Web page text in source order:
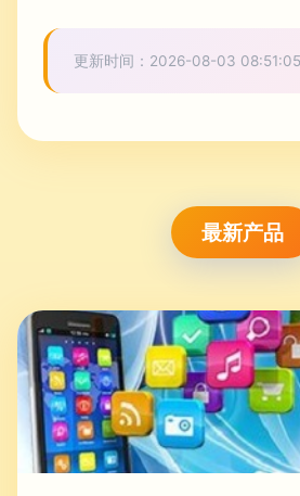
更新时间：2026-08-03 08:51:05
最新产品